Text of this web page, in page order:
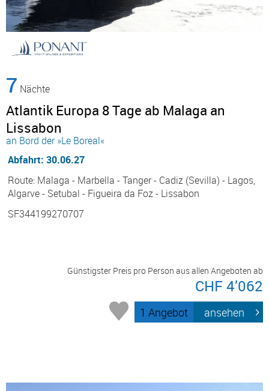
7 Nächte
Atlantik Europa 8 Tage ab Malaga an
Lissabon
an Bord der »Le Boreal«
Abfahrt: 30.06.27
Route: Malaga - Marbella - Tanger - Cadiz (Sevilla) - Lagos,
Algarve - Setubal - Figueira da Foz - Lissabon
SF344199270707
Günstigster Preis pro Person aus allen Angeboten ab
CHF 4’062
1 Angebot ansehen